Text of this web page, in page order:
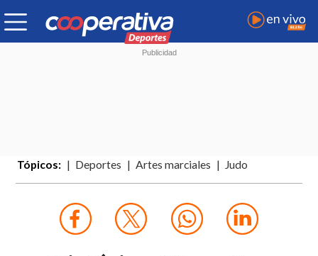
Tópicos: Deportes Artes marciales Judo